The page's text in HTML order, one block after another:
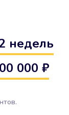
недель
000 ₽